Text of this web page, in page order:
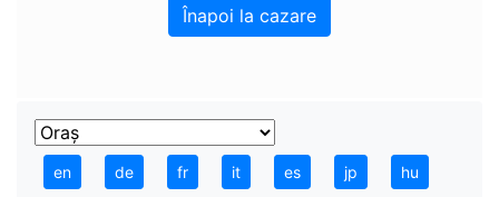
Înapoi la cazare
en de fr it es jp hu